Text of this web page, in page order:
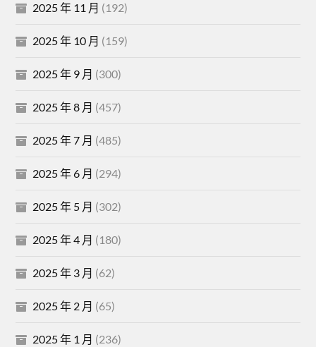
2025 年 11 月 (192)
2025 年 10 月 (159)
2025 年 9 月 (300)
2025 年 8 月 (457)
2025 年 7 月 (485)
2025 年 6 月 (294)
2025 年 5 月 (302)
2025 年 4 月 (180)
2025 年 3 月 (62)
2025 年 2 月 (65)
2025 年 1 月 (236)